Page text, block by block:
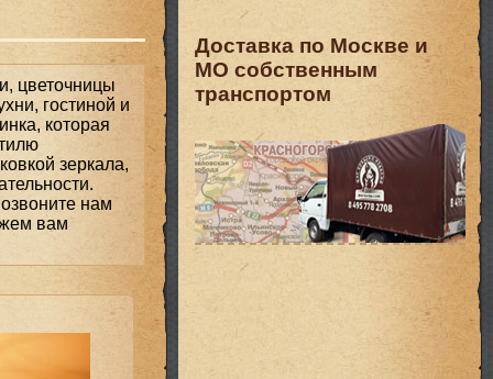
цветочницы
гостиной и
которая
зеркала,
нам
вам
Доставка по Москве и
МО собственным
транспортом